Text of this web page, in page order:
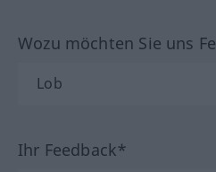
Wozu möchten Sie uns
Ihr Feedback*